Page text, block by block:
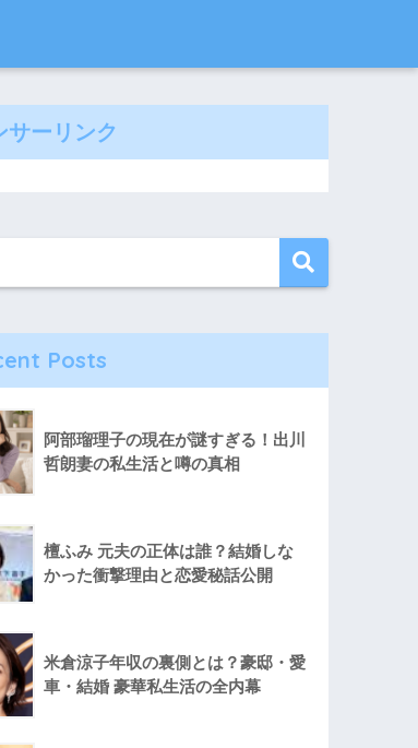
サーリンク
Posts
阿部瑠理子の現在が謎すぎる！出川
哲朗妻の私生活と噂の真相
檀ふみ 元夫の正体は誰？結婚しな
かった衝撃理由と恋愛秘話公開
米倉涼子年収の裏側とは？豪邸・愛
車・結婚 豪華私生活の全内幕